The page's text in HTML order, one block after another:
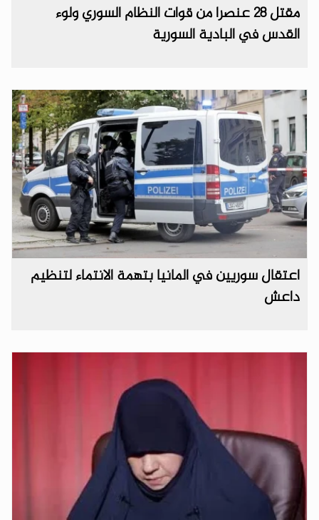
مقتل 28 عنصرا من قوات النظام السوري ولوء
القدس في البادية السورية
اعتقال سوريين في المانيا بتهمة الانتماء لتنظيم
داعش